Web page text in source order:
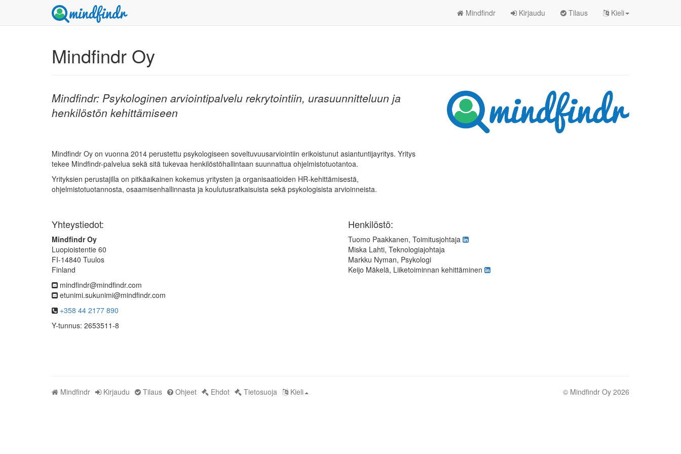
Mindfindr Kirjaudu Tilaus Kieli
Mindfindr Oy
Mindfindr: Psykologinen arviointipalvelu rekrytointiin, urasuunnitteluun ja
henkilöstön kehittämiseen
Mindfindr Oy on vuonna 2014 perustettu psykologiseen soveltuvuusarviointiin erikoistunut asiantuntijayritys. Yritys
tekee Mindfindr-palvelua sekä sitä tukevaa henkilöstöhallintaan suunnattua ohjelmistotuotantoa.
Yrityksien perustajilla on pitkäaikainen kokemus yritysten ja organisaatioiden HR-kehittämisestä,
ohjelmistotuotannosta, osaamisenhallinnasta ja koulutusratkaisuista sekä psykologisista arvioinneista.
Yhteystiedot:
Mindfindr Oy
Luopioistentie 60
FI-14840 Tuulos
Finland
mindfindr@mindfindr.com
etunimi.sukunimi@mindfindr.com
+358 44 2177 890
Y-tunnus: 2653511-8
Henkilöstö:
Tuomo Paakkanen, Toimitusjohtaja
Miska Lahti, Teknologiajohtaja
Markku Nyman, Psykologi
Keijo Mäkelä, Liiketoiminnan kehittäminen
© Mindfindr Oy 2026
Mindfindr Kirjaudu Tilaus Ohjeet Ehdot Tietosuoja Kieli